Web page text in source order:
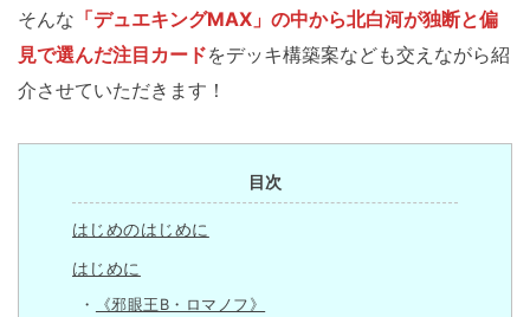
そんな 「デュエキングMAX」の中から北白河が独断と偏
見で選んだ注目カードをデッキ構築案なども交えながら紹
介させていただきます！
目次
はじめのはじめに
はじめに
《邪眼王B・ロマノフ》